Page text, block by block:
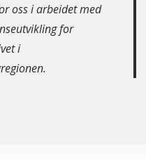
oss i arbeidet med
for
i